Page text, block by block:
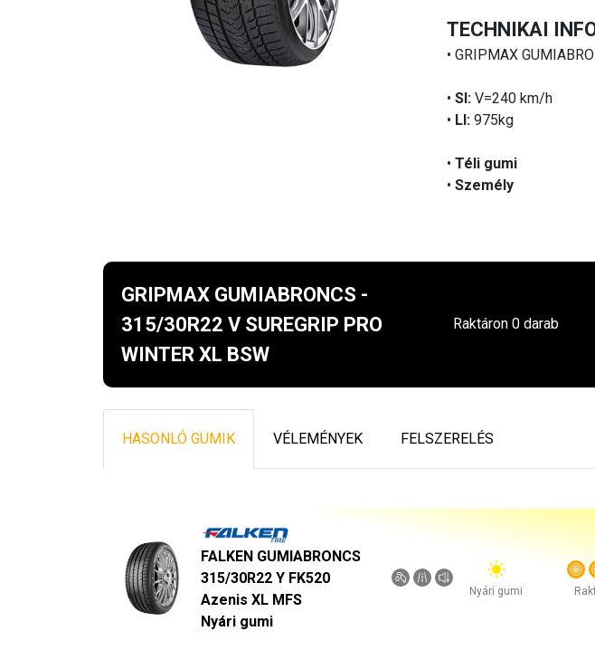
TECHNIKAI
• GRIPMAX
• SI: V=240 km/h
• LI: 975kg
• Téli gumi
• Személy
GRIPMAX GUMIABRONCS -
315/30R22 V SUREGRIP PRO
WINTER XL BSW
Raktáron 0 darab
HASONLÓ GUMIK VÉLEMÉNYEK FELSZERELÉS
FALKEN GUMIABRONCS
315/30R22 Y FK520
Azenis XL MFS
Nyári gumi
Nyári gumi